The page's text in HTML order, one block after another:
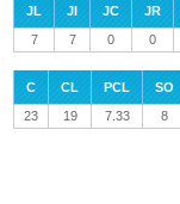
JL JI JC JR
7
7 0 0
C CL PCL SO
23
19 7.33 8